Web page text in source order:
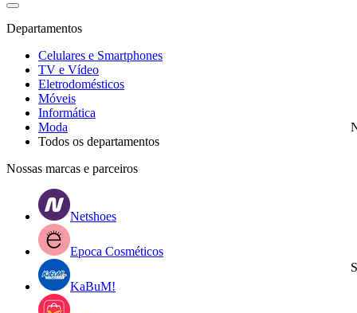
Departamentos
Celulares e Smartphones
TV e Vídeo
Eletrodomésticos
Móveis
Informática
Moda
Todos os departamentos
Nossas marcas e parceiros
Netshoes
Epoca Cosméticos
KaBuM!